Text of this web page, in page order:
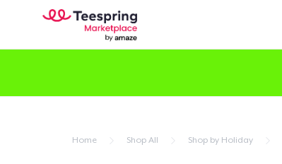
Home Shop All Shop by Holiday